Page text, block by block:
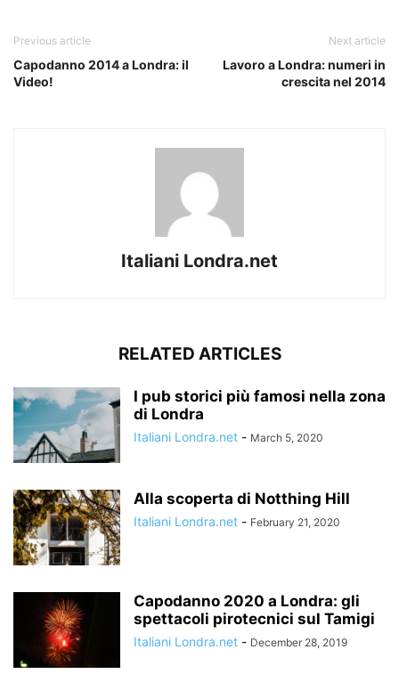
Previous article
Capodanno 2014 a Londra: il
Video!
Next article
Lavoro a Londra: numeri in
crescita nel 2014
Italiani Londra.net
RELATED ARTICLES
I pub storici più famosi nella zona
di Londra
Italiani Londra.net - March 5, 2020
Alla scoperta di Notthing Hill
Italiani Londra.net - February 21, 2020
Capodanno 2020 a Londra: gli
spettacoli pirotecnici sul Tamigi
Italiani Londra.net - December 28, 2019